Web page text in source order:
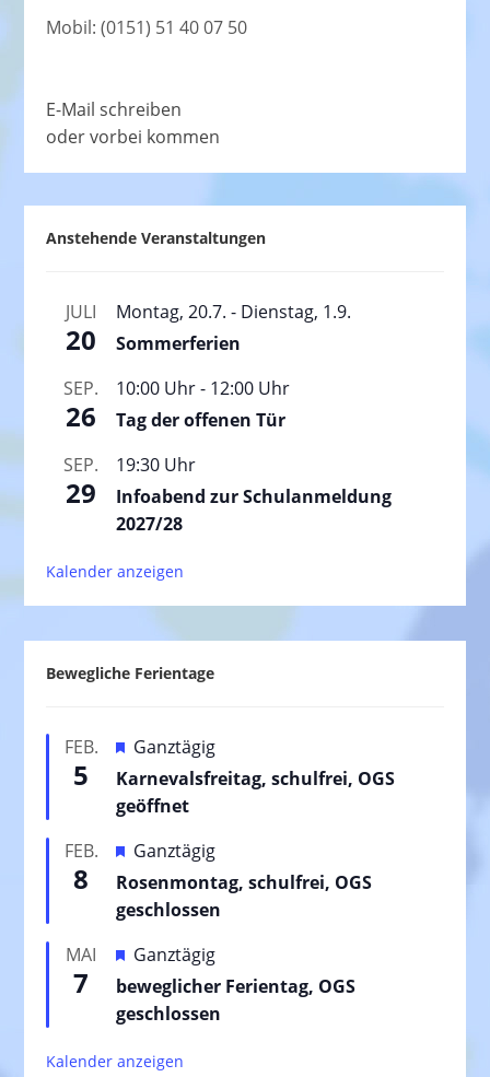
Mobil: (0151) 51 40 07 50
E-Mail schreiben
oder vorbei kommen
Anstehende Veranstaltungen
JULI
20
Montag, 20.7. - Dienstag, 1.9.
Sommerferien
SEP.
26
10:00 Uhr- 12:00 Uhr
Tag der offenen Tür
SEP.
29
19:30 Uhr
Infoabend zur Schulanmeldung
2027/28
Kalender anzeigen
Bewegliche Ferientage
FEB.
5
H
e
r
o
r
g
h
o
b
Ganztägig
Karnevalsfreitag, schulfrei, OGS
geöffnet
FEB.
8
H
e
r
o
r
g
h
Ganztägig
Rosenmontag, schulfrei, OGS
geschlossen
MAI
7
H
e
r
o
Ganztägig
beweglicher Ferientag, OGS
geschlossen
Kalender anzeigen